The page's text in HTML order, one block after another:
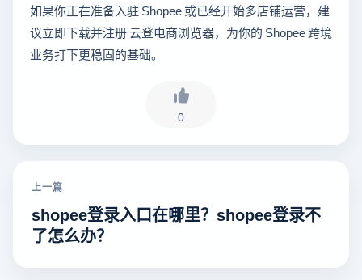
如果你正在准备入驻 Shopee 或已经开始多店铺运营，建
议立即下载并注册 云登电商浏览器，为你的 Shopee 跨境
业务打下更稳固的基础。
0
上一篇
shopee登录入口在哪里？shopee登录不
了怎么办？